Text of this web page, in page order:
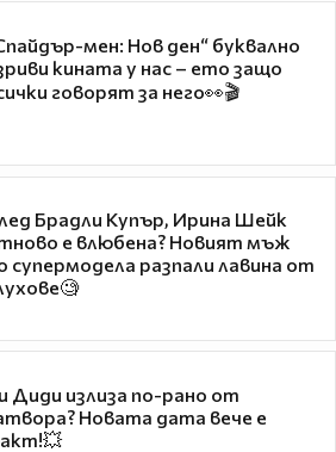
мен: Нов ден“ буквално
кината у нас – ето защо
говорят за него👀🎬
Брадли Купър, Ирина Шейк
е влюбена? Новият мъж
супермодела разпали лавина от
Диди излиза по-рано от
Новата дата вече е